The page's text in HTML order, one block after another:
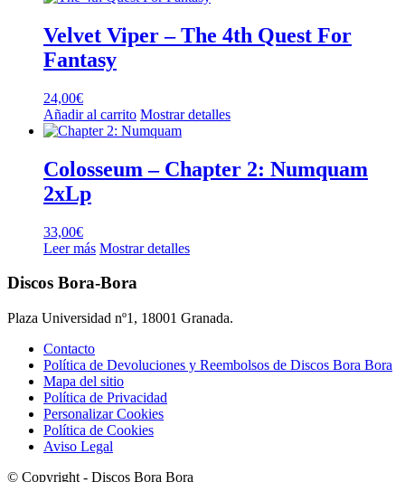
Velvet Viper – The 4th Quest For
Fantasy
24,00€
Añadir al carrito Mostrar detalles
Colosseum – Chapter 2: Numquam
2xLp
33,00€
Leer más Mostrar detalles
Discos Bora-Bora
Plaza Universidad nº1, 18001 Granada.
Contacto
Política de Devoluciones y Reembolsos de Discos Bora Bora
Mapa del sitio
Política de Privacidad
Personalizar Cookies
Política de Cookies
Aviso Legal
© Copyright - Discos Bora Bora